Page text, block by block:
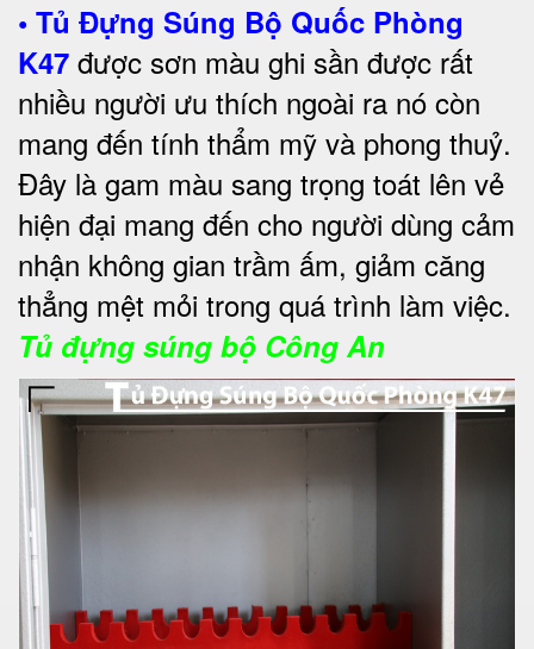
• Tủ Đựng Súng Bộ Quốc Phòng
K47 được sơn màu ghi sần được rất
nhiều người ưu thích ngoài ra nó còn
mang đến tính thẩm mỹ và phong thuỷ.
Đây là gam màu sang trọng toát lên vẻ
hiện đại mang đến cho người dùng cảm
nhận không gian trầm ấm, giảm căng
thẳng mệt mỏi trong quá trình làm việc.
Tủ đựng súng bộ Công An